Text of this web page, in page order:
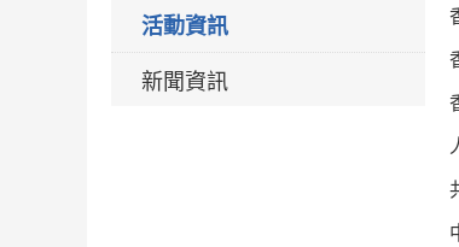
活動資訊
新聞資訊